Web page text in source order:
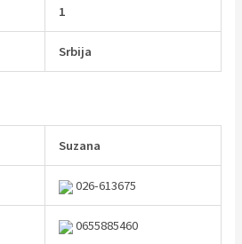
1
Srbija
Suzana
026-613675
0655885460